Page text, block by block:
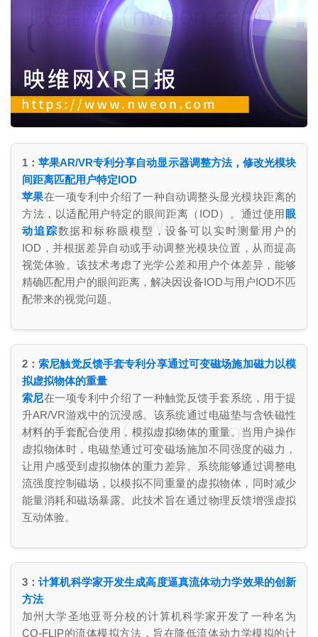
1：苹果AR/VR专利分享自动显示器调整方法，修改光模块
间距离匹配用户特定IOD
苹果在一项专利中介绍了一种自动调整头显光模块距离的
方法，以适配用户特定的眼间距离（IOD）。通过使用 眼
动追踪数据和标称眼模型，设备可以实时测量用户的
IOD，并根据差异自动或手动调整光模块位置，从而提高
视觉体验。该技术考虑了光学公差和用户个体差异，能够
精确匹配用户的眼间距离，解决因设备IOD与用户IOD不匹
配带来的视觉问题。
2：索尼触觉反馈手套专利分享通过可变磁场施加磁力以模
拟虚拟物体的重量
索尼在一项专利中介绍了一种触觉反馈手套系统，用于提
升AR/VR游戏中的沉浸感。该系统通过电磁垫与含铁磁性
材料的手套配合使用，模拟虚拟物体的重量。当用户操作
虚拟物体时，电磁垫通过可变磁场施加不同强度的磁力，
让用户感受到虚拟物体的重力差异。系统能够通过调整电
流强度控制磁场，以模拟不同重量的虚拟物体，同时减少
能量消耗和磁场暴露。此技术旨在通过物理反馈增强虚拟
互动体验。
3：计算机科学家开发生成高度逼真流体动力学效果的创新
方法
加州大学圣地亚哥分校的计算机科学家开发了一种名为
CO-FLIP的流体模拟方法，旨在降低流体动力学模拟的计
映维网（nweon.com）
映维网（nweon.com）
映维网（nweon.com）